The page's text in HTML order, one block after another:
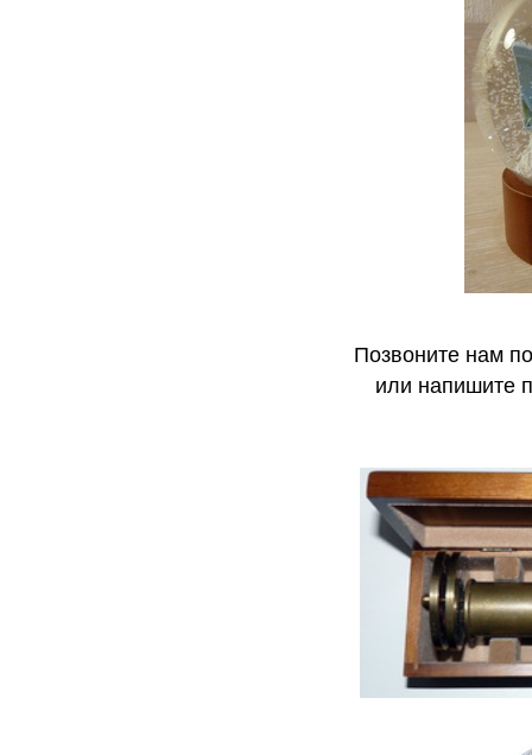
Позвоните нам
или напишите